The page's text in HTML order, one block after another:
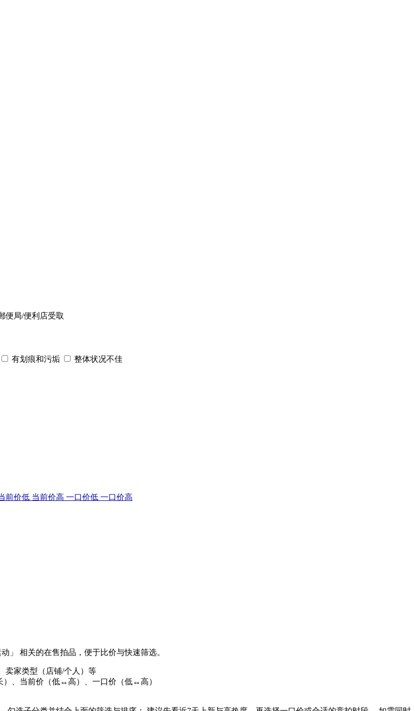
便局/便利店受取
有划痕和污垢 整体状况不佳
前价低 当前价高 一口价低 一口价高
」 相关的在售拍品，便于比价与快速筛选。
卖家类型（店铺/个人）等
、当前价（低↔高）、一口价（低↔高）